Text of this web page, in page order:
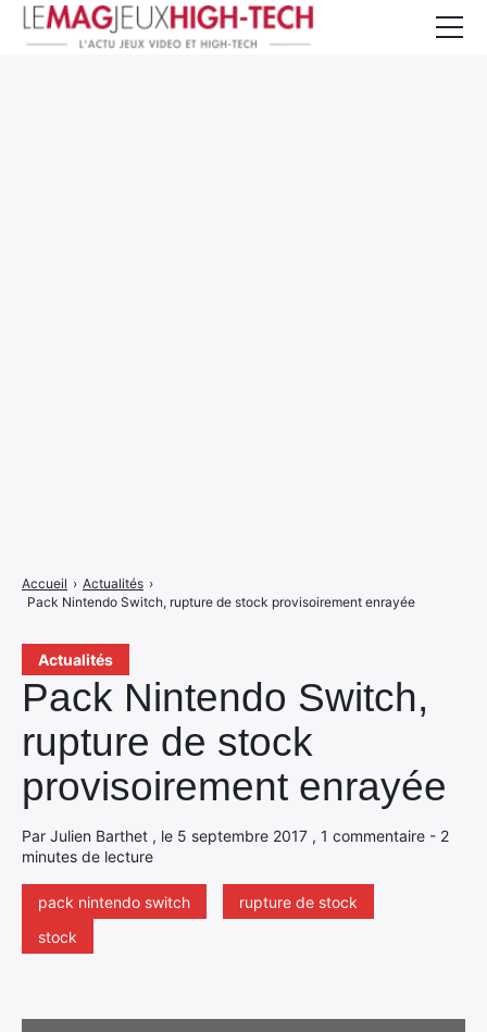
Actualités
Pack Nintendo Switch,
rupture de stock
provisoirement enrayée
Par Julien Barthet , le 5 septembre 2017 , 1 commentaire - 2
minutes de lecture
pack nintendo switch
rupture de stock
stock
Accueil › Actualités ›
Pack Nintendo Switch, rupture de stock provisoirement enrayée